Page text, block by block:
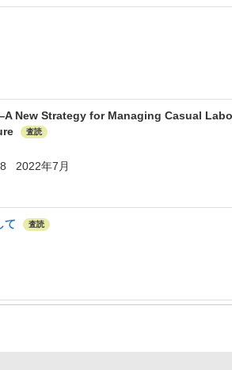
—A New Strategy for Managing Casual
査読
2022年7月
て 査読